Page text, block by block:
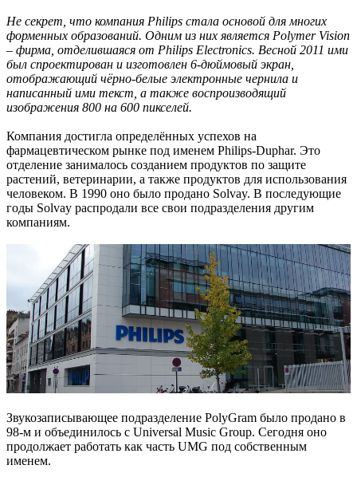
Не секрет, что компания Philips стала основой для многих
форменных образований. Одним из них является Polymer Vision
– фирма, отделившаяся от Philips Electronics. Весной 2011 ими
был спроектирован и изготовлен 6-дюймовый экран,
отображающий чёрно-белые электронные чернила и
написанный ими текст, а также воспроизводящий
изображения 800 на 600 пикселей.
Компания достигла определённых успехов на
фармацевтическом рынке под именем Philips-Duphar. Это
отделение занималось созданием продуктов по защите
растений, ветеринарии, а также продуктов для использования
человеком. В 1990 оно было продано Solvay. В последующие
годы Solvay распродали все свои подразделения другим
компаниям.
Звукозаписывающее подразделение PolyGram было продано в
98-м и объединилось с Universal Music Group. Сегодня оно
продолжает работать как часть UMG под собственным
именем.